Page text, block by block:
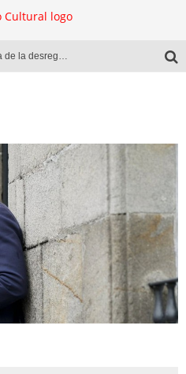
El libro en la mira de la desregulación
Acapulco
| La nieve